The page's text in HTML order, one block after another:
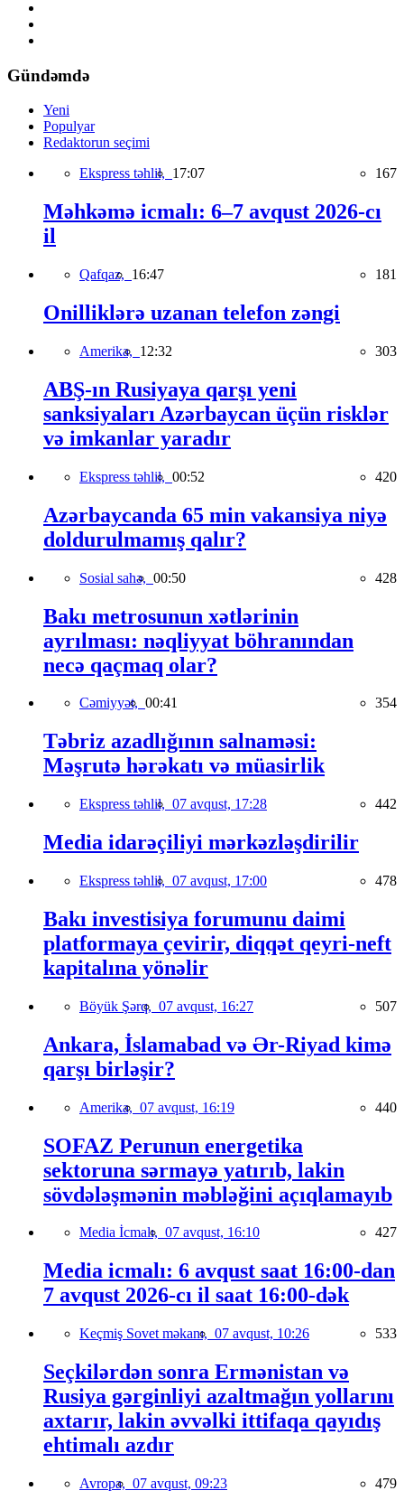
Gündəmdə
Yeni
Populyar
Redaktorun seçimi
Ekspress təhlil, 17:07 167
Məhkəmə icmalı: 6–7 avqust 2026-cı
il
Qafqaz, 16:47 181
Onilliklərə uzanan telefon zəngi
Amerika, 12:32 303
ABŞ-ın Rusiyaya qarşı yeni
sanksiyaları Azərbaycan üçün risklər
və imkanlar yaradır
Ekspress təhlil, 00:52 420
Azərbaycanda 65 min vakansiya niyə
doldurulmamış qalır?
Sosial sahə, 00:50 428
Bakı metrosunun xətlərinin
ayrılması: nəqliyyat böhranından
necə qaçmaq olar?
Cəmiyyət, 00:41 354
Təbriz azadlığının salnaməsi:
Məşrutə hərəkatı və müasirlik
Ekspress təhlil, 07 avqust, 17:28 442
Media idarəçiliyi mərkəzləşdirilir
Ekspress təhlil, 07 avqust, 17:00 478
Bakı investisiya forumunu daimi
platformaya çevirir, diqqət qeyri-neft
kapitalına yönəlir
Böyük Şərq, 07 avqust, 16:27 507
Ankara, İslamabad və Ər-Riyad kimə
qarşı birləşir?
Amerika, 07 avqust, 16:19 440
SOFAZ Perunun energetika
sektoruna sərmayə yatırıb, lakin
sövdələşmənin məbləğini açıqlamayıb
Media İcmalı, 07 avqust, 16:10 427
Media icmalı: 6 avqust saat 16:00-dan
7 avqust 2026-cı il saat 16:00-dək
Keçmiş Sovet məkanı, 07 avqust, 10:26 533
Seçkilərdən sonra Ermənistan və
Rusiya gərginliyi azaltmağın yollarını
axtarır, lakin əvvəlki ittifaqa qayıdış
ehtimalı azdır
Avropa, 07 avqust, 09:23 479